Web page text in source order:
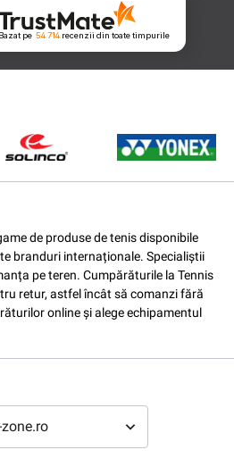
Bazat pe 54 714recenzii din toate timpurile
de produse de tenis disponibile
branduri internaționale. Specialiștii
pe teren. Cumpărăturile la Tennis
retur, astfel încât să comanzi fără
online și alege echipamentul